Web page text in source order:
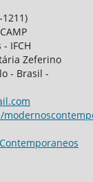
IFCH
Zeferino
- Brasil -